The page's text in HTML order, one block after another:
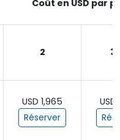
Coût en USD par
2 3
USD 1,965
Réserver
USD